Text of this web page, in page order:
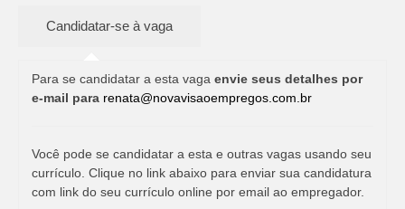
Para se candidatar a esta vaga envie seus detalhes por
e-mail para renata@novavisaoempregos.com.br
Você pode se candidatar a esta e outras vagas usando seu
currículo. Clique no link abaixo para enviar sua candidatura
com link do seu currículo online por email ao empregador.